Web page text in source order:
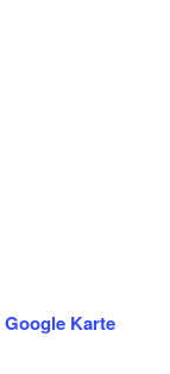
Google Karte